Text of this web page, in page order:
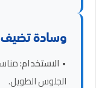
وسادة تضيف
• الاستخدام:
الجلوس الطويل.